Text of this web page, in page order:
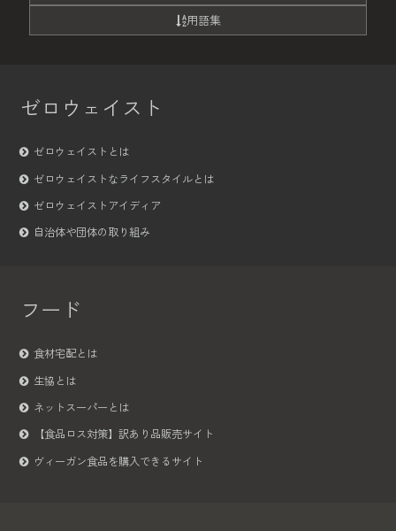
用語集
ゼロウェイスト
ゼロウェイストとは
ゼロウェイストなライフスタイルとは
ゼロウェイストアイディア
自治体や団体の取り組み
フード
食材宅配とは
生協とは
ネットスーパーとは
【食品ロス対策】訳あり品販売サイト
ヴィーガン食品を購入できるサイト